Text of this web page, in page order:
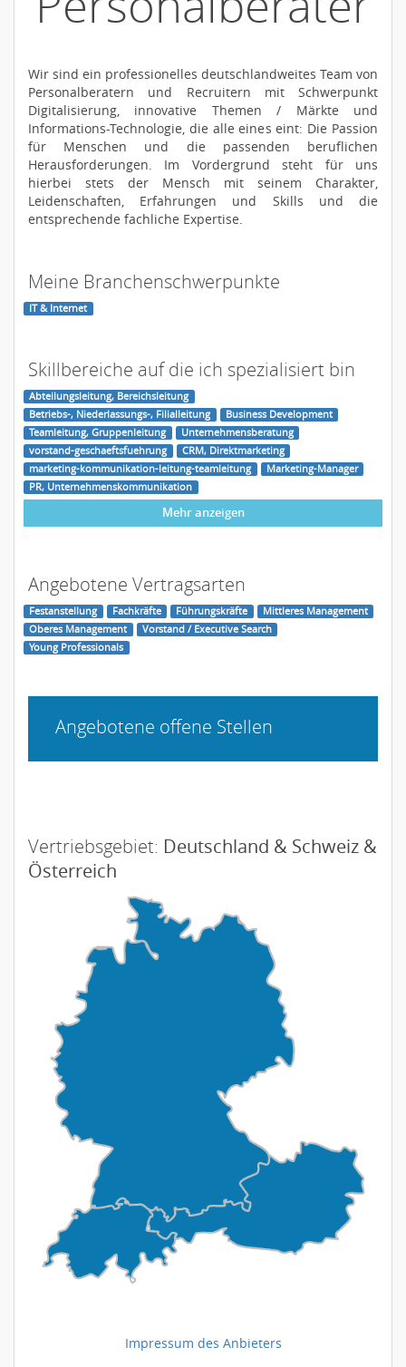
Wir sind ein professionelles deutschlandweites Team von
Personalberatern und Recruitern mit Schwerpunkt
Digitalisierung, innovative Themen / Märkte und
Informations-Technologie, die alle eines eint: Die Passion
für Menschen und die passenden beruflichen
Herausforderungen. Im Vordergrund steht für uns
hierbei stets der Mensch mit seinem Charakter,
Leidenschaften, Erfahrungen und Skills und die
entsprechende fachliche Expertise.
Meine Branchenschwerpunkte
IT & Internet
Skillbereiche auf die ich spezialisiert bin
Abteilungsleitung, Bereichsleitung
Betriebs-, Niederlassungs-, Filialleitung
Business Development
Teamleitung, Gruppenleitung
Unternehmensberatung
vorstand-geschaeftsfuehrung
CRM, Direktmarketing
marketing-kommunikation-leitung-teamleitung
Marketing-Manager
PR, Unternehmenskommunikation
Mehr anzeigen
Angebotene Vertragsarten
Festanstellung Fachkräfte Führungskräfte
Mittleres Management
Oberes Management
Vorstand / Executive Search
Young Professionals
Angebotene offene Stellen
Vertriebsgebiet: Deutschland & Schweiz &
Österreich
Impressum des Anbieters